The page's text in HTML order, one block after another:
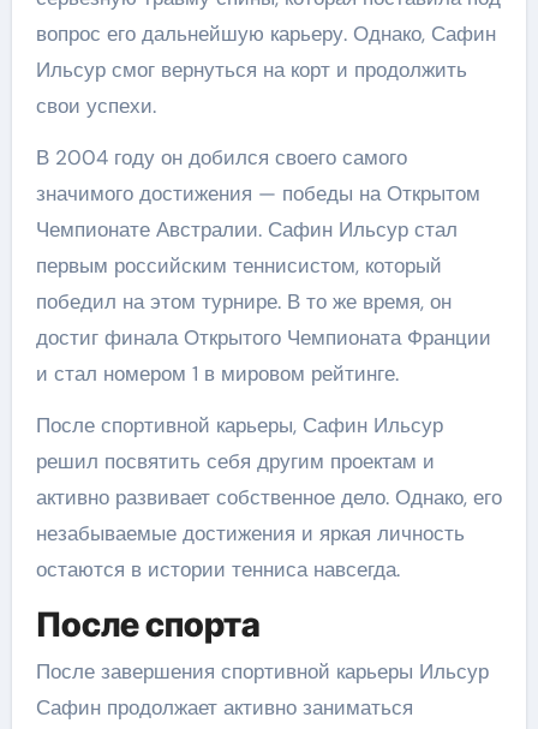
вопрос его дальнейшую карьеру. Однако, Сафин
Ильсур смог вернуться на корт и продолжить
свои успехи.
В 2004 году он добился своего самого
значимого достижения — победы на Открытом
Чемпионате Австралии. Сафин Ильсур стал
первым российским теннисистом, который
победил на этом турнире. В то же время, он
достиг финала Открытого Чемпионата Франции
и стал номером 1 в мировом рейтинге.
После спортивной карьеры, Сафин Ильсур
решил посвятить себя другим проектам и
активно развивает собственное дело. Однако, его
незабываемые достижения и яркая личность
остаются в истории тенниса навсегда.
После спорта
После завершения спортивной карьеры Ильсур
Сафин продолжает активно заниматься